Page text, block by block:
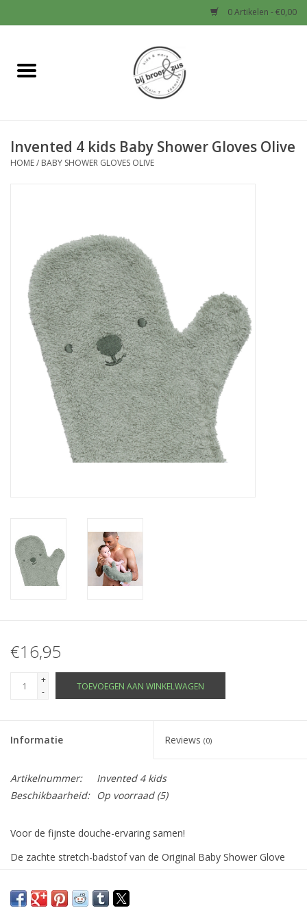
0 Artikelen - €0,00
Home
Baby
Schoenen en Tassen
Speelgoed
Cadeaubonnen
Invented 4 kids Baby Shower Gloves Olive
HOME/ BABY SHOWER GLOVES OLIVE
€16,95
+
-
TOEVOEGEN AAN WINKELWAGEN
Informatie Reviews (0)
Artikelnummer:
Invented 4 kids
Beschikbaarheid:
Op voorraad(5)
Voor de fijnste douche-ervaring samen!
De zachte stretch-badstof van de Original Baby Shower Glove
Het gedeelte waar de baby op rust is naadloos en egaal zodat